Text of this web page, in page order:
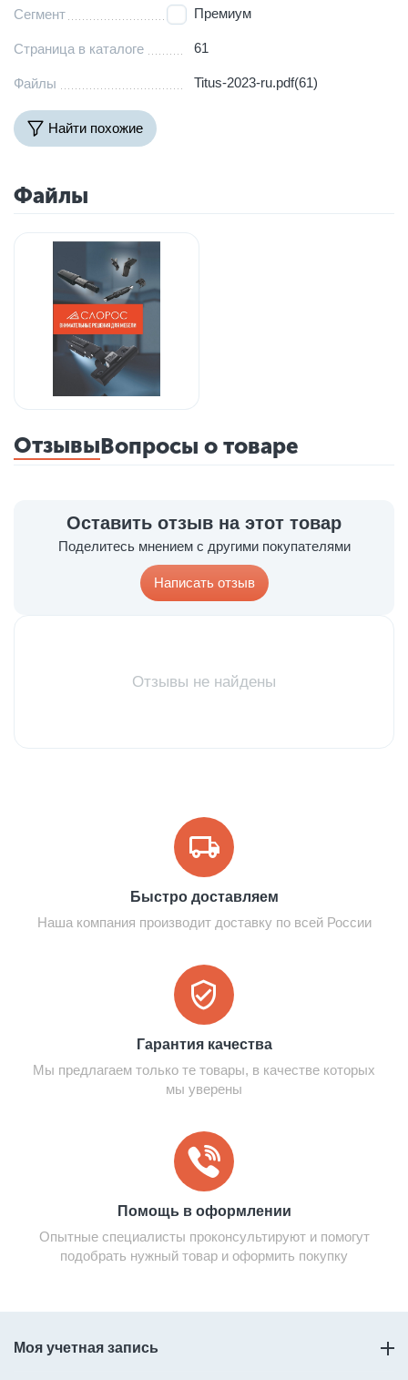
Сегмент Премиум
Страница в каталоге 61
Файлы Titus-2023-ru.pdf(61)
Найти похожие
Файлы
ОтзывыВопросы о товаре
Оставить отзыв на этот товар
Поделитесь мнением с другими покупателями
Написать отзыв
Отзывы не найдены
Быстро доставляем
Наша компания производит доставку по всей России
Гарантия качества
Мы предлагаем только те товары, в качестве которых
мы уверены
Помощь в оформлении
Опытные специалисты проконсультируют и помогут
подобрать нужный товар и оформить покупку
Моя учетная запись